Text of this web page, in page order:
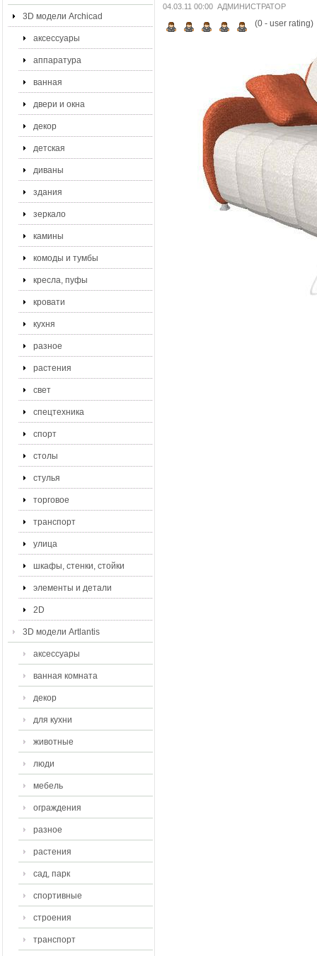
3D модели Archicad
аксессуары
аппаратура
ванная
двери и окна
декор
детская
диваны
здания
зеркало
камины
комоды и тумбы
кресла, пуфы
кровати
кухня
разное
растения
свет
спецтехника
спорт
столы
стулья
торговое
транспорт
улица
шкафы, стенки, стойки
элементы и детали
2D
3D модели Artlantis
аксессуары
ванная комната
декор
для кухни
животные
люди
мебель
ограждения
разное
растения
сад, парк
спортивные
строения
транспорт
04.03.11 00:00 АДМИНИСТРАТОР
(0- user rating)